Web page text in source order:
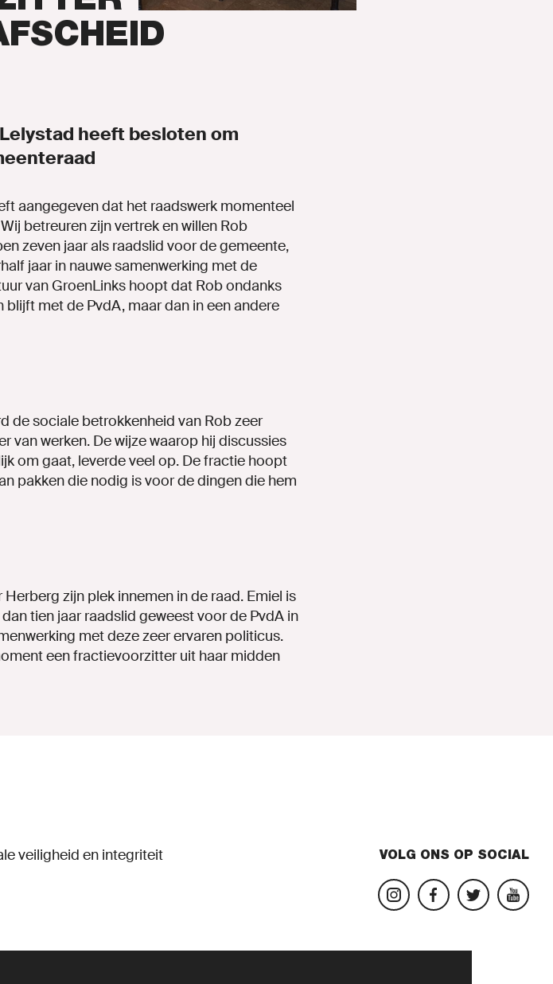
heeft besloten om
aangegeven dat het raadswerk momenteel
betreuren zijn vertrek en willen Rob
zeven jaar als raadslid voor de gemeente,
jaar in nauwe samenwerking met de
van GroenLinks hoopt dat Rob ondanks
met de PvdA, maar dan in een andere
de sociale betrokkenheid van Rob zeer
van werken. De wijze waarop hij discussies
om gaat, leverde veel op. De fractie hoopt
pakken die nodig is voor de dingen die hem
zijn plek innemen in de raad. Emiel is
tien jaar raadslid geweest voor de PvdA in
met deze zeer ervaren politicus.
een fractievoorzitter uit haar midden
veiligheid en integriteit VOLG ONS OP SOCIAL